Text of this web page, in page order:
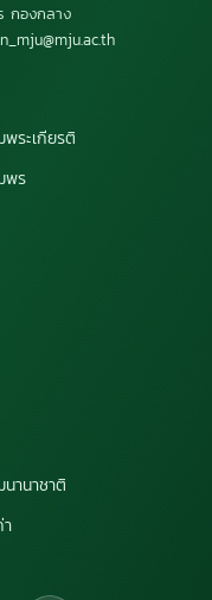
กองกลาง
ระเกียรติ
พร
านาชาติ